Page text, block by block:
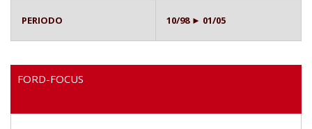
PERIODO 10/98 ► 01/05
FORD-FOCUS